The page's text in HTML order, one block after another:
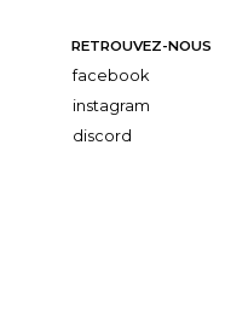
RETROUVEZ-NOUS
facebook
instagram
discord